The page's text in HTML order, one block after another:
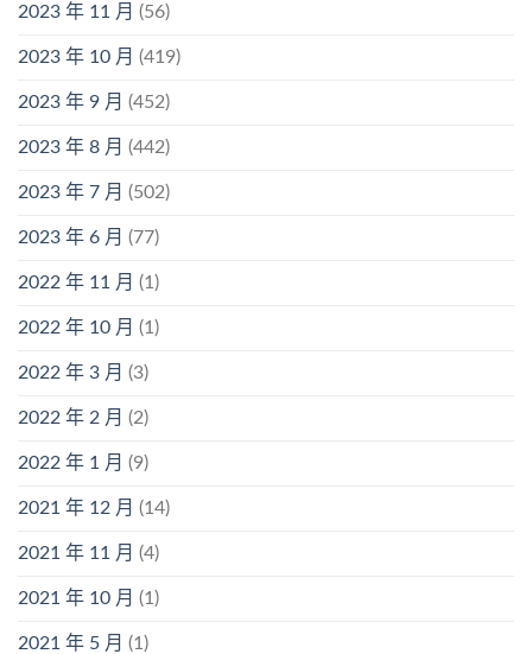
2023 年 11 月 (56)
2023 年 10 月 (419)
2023 年 9 月 (452)
2023 年 8 月 (442)
2023 年 7 月 (502)
2023 年 6 月 (77)
2022 年 11 月 (1)
2022 年 10 月 (1)
2022 年 3 月 (3)
2022 年 2 月 (2)
2022 年 1 月 (9)
2021 年 12 月 (14)
2021 年 11 月 (4)
2021 年 10 月 (1)
2021 年 5 月 (1)